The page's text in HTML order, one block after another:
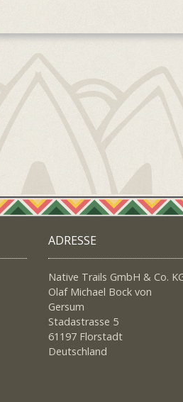
ADRESSE
Native Trails GmbH & Co.
Olaf Michael Bock von
Gersum
Stadastrasse 5
61197 Florstadt
Deutschland